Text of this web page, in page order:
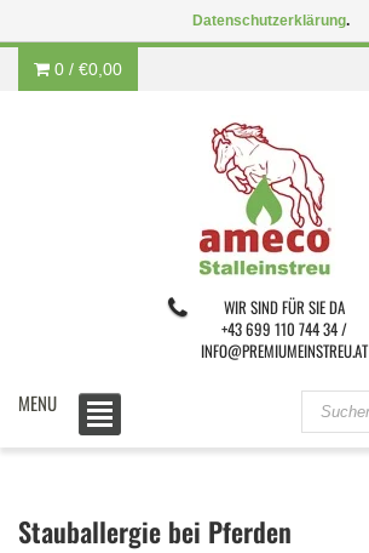
0 / €0,00
WIR SIND FÜR SIE DA
+43 699 110 744 34 /
INFO@PREMIUMEINSTREU.AT
MENU
Stauballergie bei Pferden
Datenschutzerklärung.